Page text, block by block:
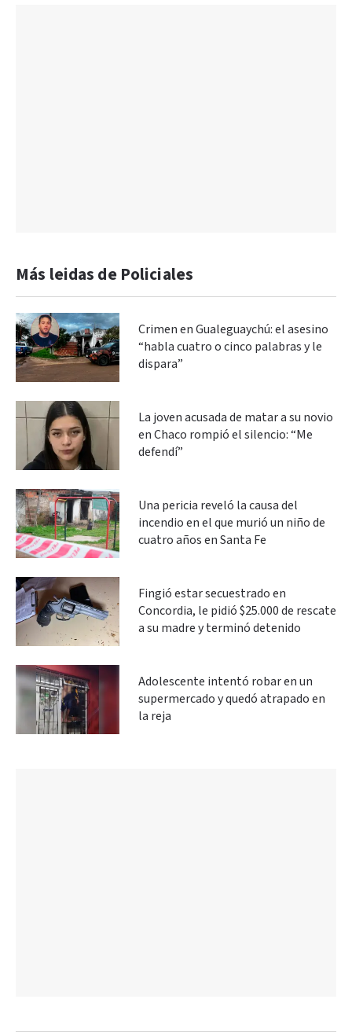
Más leidas de Policiales
Crimen en Gualeguaychú: el asesino
“habla cuatro o cinco palabras y le
dispara”
La joven acusada de matar a su novio
en Chaco rompió el silencio: “Me
defendí”
Una pericia reveló la causa del
incendio en el que murió un niño de
cuatro años en Santa Fe
Fingió estar secuestrado en
Concordia, le pidió $25.000 de rescate
a su madre y terminó detenido
Adolescente intentó robar en un
supermercado y quedó atrapado en
la reja